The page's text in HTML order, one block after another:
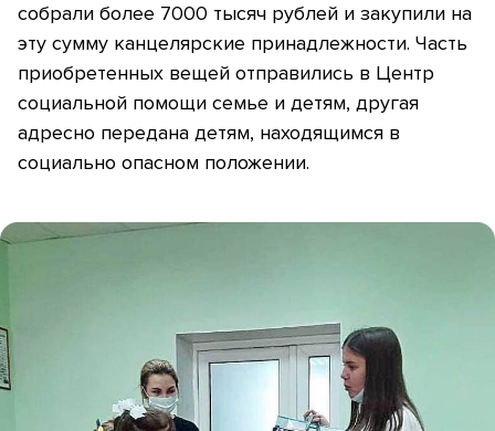
собрали более 7000 тысяч рублей и закупили на
эту сумму канцелярские принадлежности. Часть
приобретенных вещей отправились в Центр
социальной помощи семье и детям, другая
адресно передана детям, находящимся в
социально опасном положении.